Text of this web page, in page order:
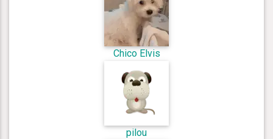
Chico Elvis
pilou